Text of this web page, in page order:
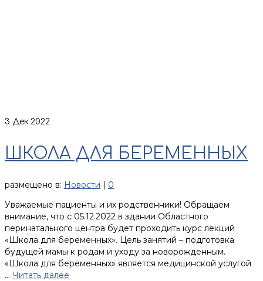
3 Дек 2022
ШКОЛА ДЛЯ БЕРЕМЕННЫХ
размещено в: Новости | 0
Уважаемые пациенты и их родственники! Обращаем
внимание, что с 05.12.2022 в здании Областного
перинатального центра будет проходить курс лекций
«Школа для беременных». Цель занятий – подготовка
будущей мамы к родам и уходу за новорожденным.
«Школа для беременных» является медицинской услугой
… Читать далее